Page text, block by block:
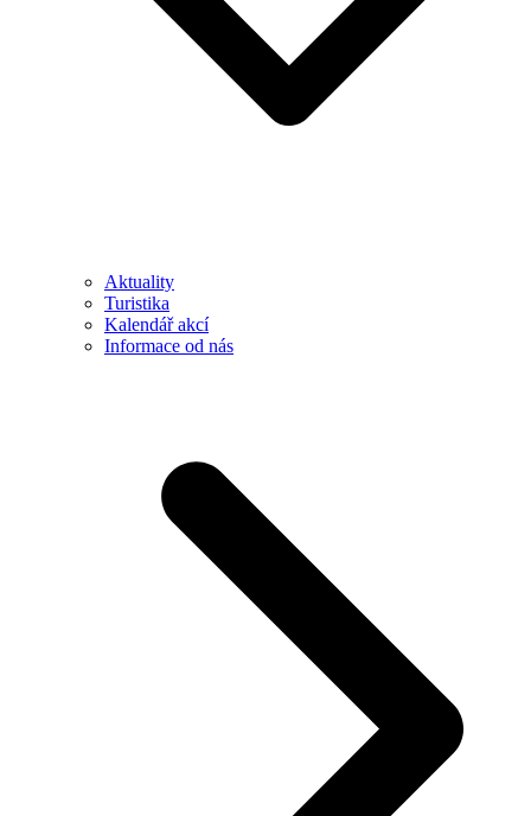
Aktuality
Turistika
Kalendář akcí
Informace od nás